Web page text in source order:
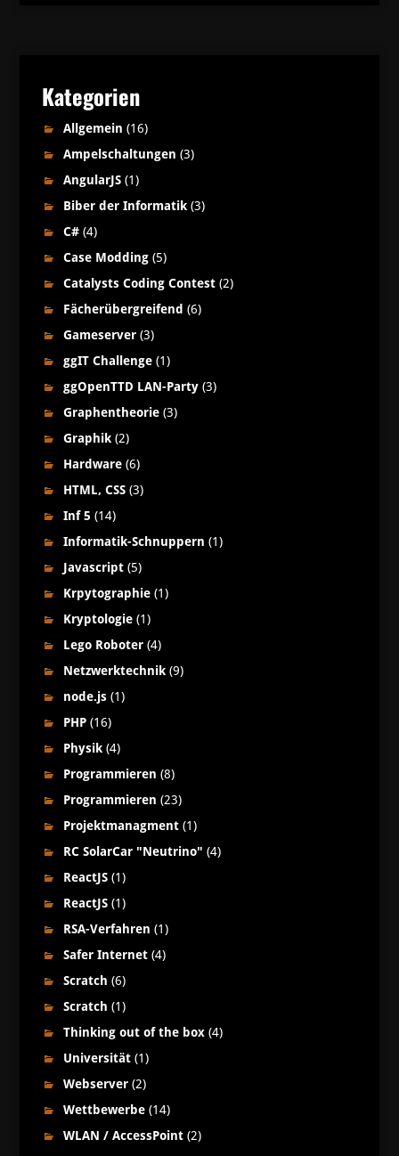
Kategorien
Allgemein (16)
Ampelschaltungen (3)
AngularJS(1)
Biber der Informatik(3)
C#(4)
Case Modding(5)
Catalysts Coding Contest(2)
Fächerübergreifend (6)
Gameserver(3)
ggIT Challenge(1)
ggOpenTTD LAN-Party(3)
Graphentheorie(3)
Graphik(2)
Hardware(6)
HTML, CSS(3)
Inf 5 (14)
Informatik-Schnuppern (1)
Javascript(5)
Krpytographie(1)
Kryptologie(1)
Lego Roboter(4)
Netzwerktechnik(9)
node.js(1)
PHP(16)
Physik(4)
Programmieren (8)
Programmieren (23)
Projektmanagment(1)
RC SolarCar "Neutrino" (4)
ReactJS(1)
ReactJS(1)
RSA-Verfahren (1)
Safer Internet(4)
Scratch (6)
Scratch (1)
Thinking out of the box(4)
Universität(1)
Webserver(2)
Wettbewerbe(14)
WLAN / AccessPoint(2)